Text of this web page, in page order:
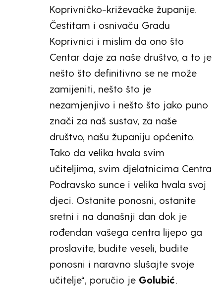
Koprivničko-križevačke županije.
Čestitam i osnivaču Gradu
Koprivnici i mislim da ono što
Centar daje za naše društvo, a to je
nešto što definitivno se ne može
zamijeniti, nešto što je
nezamjenjivo i nešto što jako puno
znači za naš sustav, za naše
društvo, našu županiju općenito.
Tako da velika hvala svim
učiteljima, svim djelatnicima Centra
Podravsko sunce i velika hvala svoj
djeci. Ostanite ponosni, ostanite
sretni i na današnji dan dok je
rođendan vašega centra lijepo ga
proslavite, budite veseli, budite
ponosni i naravno slušajte svoje
učitelje“, poručio je Golubić.